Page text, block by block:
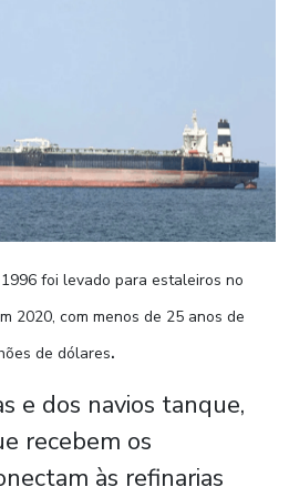
foi levado para estaleiros no
2020, com menos de 25 anos de
de dólares.
e dos navios tanque,
recebem os
às refinarias